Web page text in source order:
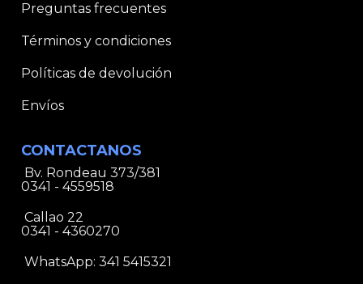
Preguntas frecuentes
Términos y condiciones
Políticas de devolución
Envíos
CONTACTANOS
Bv. Rondeau 373/381
0341 - 4559518
Callao 22
0341 - 4360270
WhatsApp: 341 5415321